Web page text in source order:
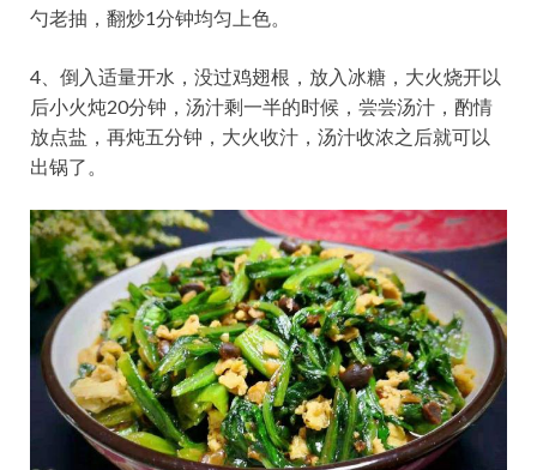
勺老抽，翻炒1分钟均匀上色。
4、倒入适量开水，没过鸡翅根，放入冰糖，大火烧开以
后小火炖20分钟，汤汁剩一半的时候，尝尝汤汁，酌情
放点盐，再炖五分钟，大火收汁，汤汁收浓之后就可以
出锅了。